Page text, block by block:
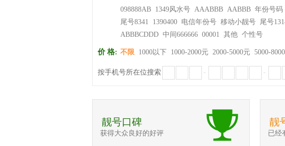
098888AB 1349风水号 AAABBB AABBB 年份号码
尾号8341
1390400 电信年份号 移动小靓号 尾号
ABBBCDDD 中间666666 00001 其他 个性号
价 格: 不限 1000以下 1000-2000元 2000-5000元 5000-
按手机号所在位搜索 - -
靓号口碑
获得大众良好的好评
靓
已经